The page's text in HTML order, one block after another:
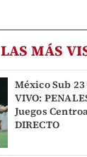
LAS MÁS
México Sub
VIVO:
Juegos
DIRECTO